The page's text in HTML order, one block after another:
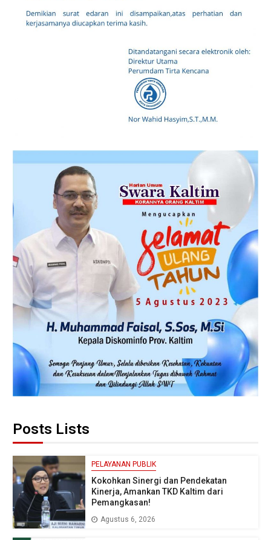
Posts Lists
PELAYANAN PUBLIK
Kokohkan Sinergi dan Pendekatan
Kinerja, Amankan TKD Kaltim dari
Pemangkasan!
Agustus 6, 2026